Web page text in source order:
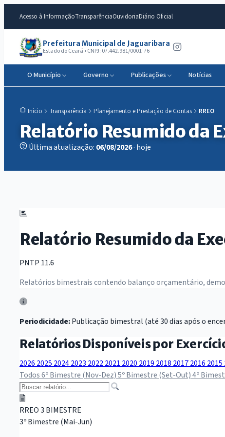
Acesso à InformaçãoTransparênciaOuvidoriaDiário Oficial
Prefeitura Municipal de Jaguaribara
Estado do Ceará • CNPJ: 07.442.981/0001-76
O Município Governo Publicações Notícias
Início Transparência Planejamento e Prestação de Contas RREO
Relatório Resumido da
Última atualização: 06/08/2026· hoje
Relatório Resumido da
PNTP 11.6
Relatórios bimestrais contendo balanço orçamentário,
Periodicidade:Publicação bimestral (até 30 dias após o
Relatórios Disponíveis por
2026 2025 20242023 20222021 2020 2019 2018 20172016 2015
Todos6º Bimestre (Nov-Dez)5º Bimestre (Set-Out)4º
RREO 3 BIMESTRE
3º Bimestre (Mai-Jun)